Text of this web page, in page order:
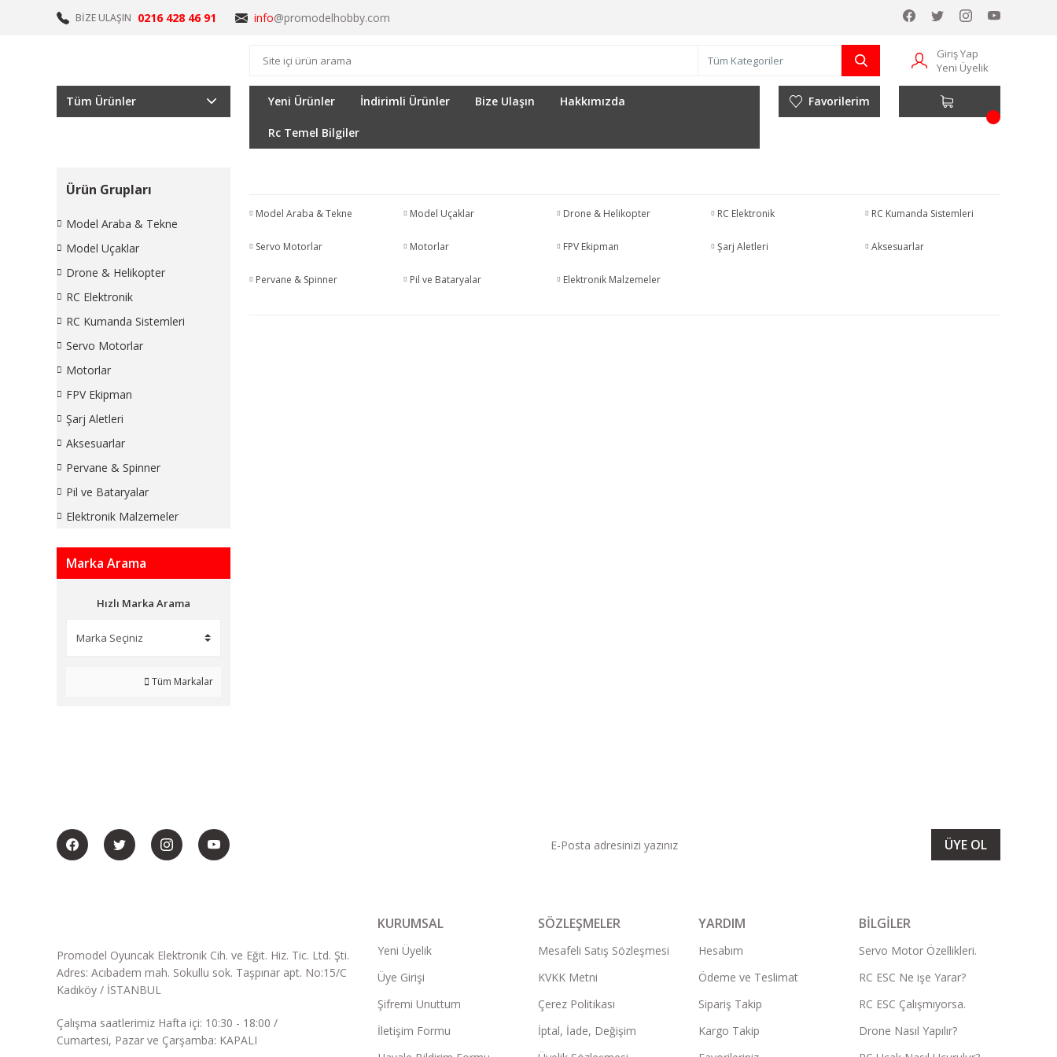
BİZE ULAŞIN 0216 428 46 91 info@promodelhobby.com
Giriş Yap
Yeni Üyelik
Tüm Ürünler Yeni Ürünler İndirimli Ürünler Bize Ulaşın Hakkımızda
Rc Temel Bilgiler
Favorilerim
Ürün Grupları
Model Araba & Tekne
Model Uçaklar
Drone & Helikopter
RC Elektronik
RC Kumanda Sistemleri
Servo Motorlar
Motorlar
FPV Ekipman
Şarj Aletleri
Aksesuarlar
Pervane & Spinner
Pil ve Bataryalar
Elektronik Malzemeler
Marka Arama
Hızlı Marka Arama
Tüm Markalar
Model Araba & Tekne Model Uçaklar Drone & Helikopter RC Elektronik RC Kumanda Sistemleri
Servo Motorlar Motorlar FPV Ekipman Şarj Aletleri Aksesuarlar
Pervane & Spinner Pil ve Bataryalar Elektronik Malzemeler
ÜYE OL
Promodel Oyuncak Elektronik Cih. ve Eğit. Hiz. Tic. Ltd. Şti.
Adres: Acıbadem mah. Sokullu sok. Taşpınar apt. No:15/C
Kadıköy / İSTANBUL
Çalışma saatlerimiz Hafta içi: 10:30 - 18:00 /
Cumartesi, Pazar ve Çarşamba: KAPALI
KURUMSAL
Yeni Üyelik
Üye Girişi
Şifremi Unuttum
İletişim Formu
SÖZLEŞMELER
Mesafeli Satış Sözleşmesi
KVKK Metni
Çerez Politikası
İptal, İade, Değişim
YARDIM
Hesabım
Ödeme ve Teslimat
Sipariş Takip
Kargo Takip
BİLGİLER
Servo Motor Özellikleri.
RC ESC Ne işe Yarar?
RC ESC Çalışmıyorsa.
Drone Nasıl Yapılır?